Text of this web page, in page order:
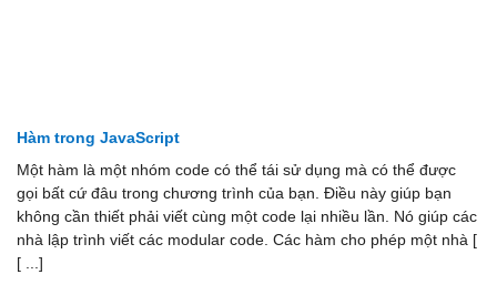
Hàm trong JavaScript
Một hàm là một nhóm code có thể tái sử dụng mà có thể được
gọi bất cứ đâu trong chương trình của bạn. Điều này giúp bạn
không cần thiết phải viết cùng một code lại nhiều lần. Nó giúp các
nhà lập trình viết các modular code. Các hàm cho phép một nhà [
[ ...]